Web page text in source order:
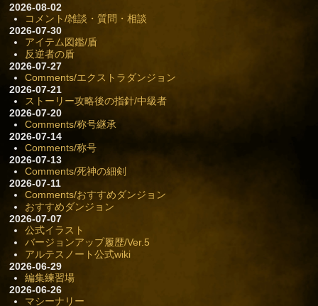
2026-08-02
コメント/雑談・質問・相談
2026-07-30
アイテム図鑑/盾
反逆者の盾
2026-07-27
Comments/エクストラダンジョン
2026-07-21
ストーリー攻略後の指針/中級者
2026-07-20
Comments/称号継承
2026-07-14
Comments/称号
2026-07-13
Comments/死神の細剣
2026-07-11
Comments/おすすめダンジョン
おすすめダンジョン
2026-07-07
公式イラスト
バージョンアップ履歴/Ver.5
アルテスノート公式wiki
2026-06-29
編集練習場
2026-06-26
マシーナリー